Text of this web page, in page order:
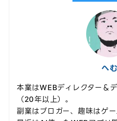
へむ
本業はWEBディレクター＆
（20年以上）。
副業はブロガー、趣味はゲー